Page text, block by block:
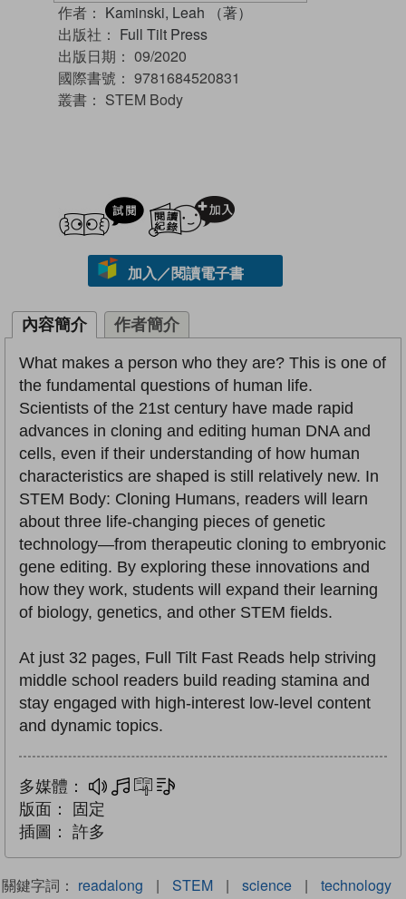
作者： Kaminski, Leah （著）
出版社： Full Tilt Press
出版日期： 09/2020
國際書號： 9781684520831
叢書： STEM Body
試閲
加入／閱讀電子書
內容簡介 作者簡介
What makes a person who they are? This is one of
the fundamental questions of human life.
Scientists of the 21st century have made rapid
advances in cloning and editing human DNA and
cells, even if their understanding of how human
characteristics are shaped is still relatively new. In
STEM Body: Cloning Humans, readers will learn
about three life-changing pieces of genetic
technology—from therapeutic cloning to embryonic
gene editing. By exploring these innovations and
how they work, students will expand their learning
of biology, genetics, and other STEM fields.
At just 32 pages, Full Tilt Fast Reads help striving
middle school readers build reading stamina and
stay engaged with high-interest low-level content
and dynamic topics.
多媒體： 多媒體互動練習
版面：
固定
插圖：
許多
關鍵字詞： readalong | STEM | science |
technology